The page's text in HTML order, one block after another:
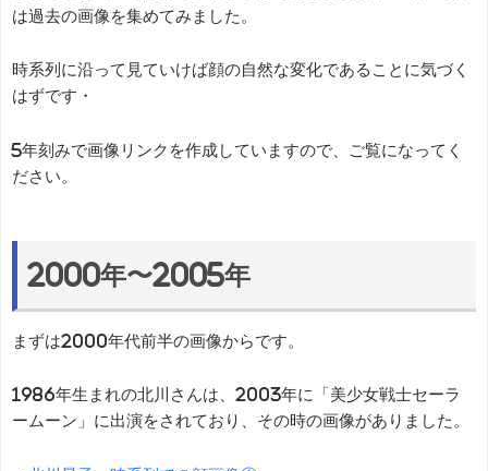
は過去の画像を集めてみました。
時系列に沿って見ていけば顔の自然な変化であることに気づく
はずです・
5年刻みで画像リンクを作成していますので、ご覧になってく
ださい。
2000年〜2005年
まずは2000年代前半の画像からです。
1986年生まれの北川さんは、2003年に「美少女戦士セーラ
ームーン」に出演をされており、その時の画像がありました。